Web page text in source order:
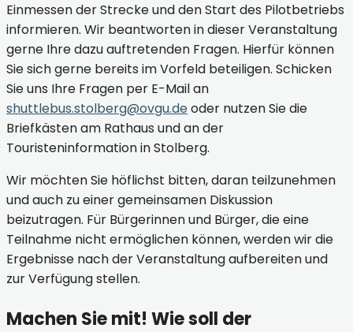
Einmessen der Strecke und den Start des Pilotbetriebs
informieren. Wir beantworten in dieser Veranstaltung
gerne Ihre dazu auftretenden Fragen. Hierfür können
Sie sich gerne bereits im Vorfeld beteiligen. Schicken
Sie uns Ihre Fragen per E-Mail an
shuttlebus.stolberg@ovgu.deoder nutzen Sie die
Briefkästen am Rathaus und an der
Touristeninformation in Stolberg.
Wir möchten Sie höflichst bitten, daran teilzunehmen
und auch zu einer gemeinsamen Diskussion
beizutragen. Für Bürgerinnen und Bürger, die eine
Teilnahme nicht ermöglichen können, werden wir die
Ergebnisse nach der Veranstaltung aufbereiten und
zur Verfügung stellen.
Machen Sie mit! Wie soll der